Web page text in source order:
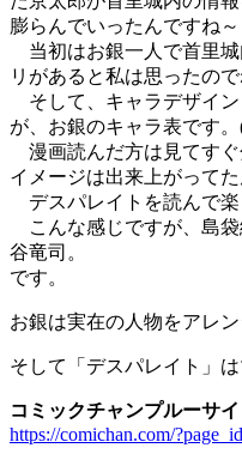
膨らんでいったんですね～
当初はお銀一人で首里城
リがあると私は思ったので
そして、キャラデザイ
が、お銀のキャラ表です
漫画読んだ方は見てす
イメージは出来上がってた
デスパレイトを読んで楽
こんな感じですが、島
谷竜司。
です。
お銀は実在の人物をアレ
そして「デスパレイト」
コミックチャンプルーサイ
https://comichan.com/